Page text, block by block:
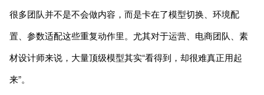
很多团队并不是不会做内容，而是卡在了模型切换、环境配
置、参数适配这些重复动作里。尤其对于运营、电商团队、素
材设计师来说，大量顶级模型其实“看得到，却很难真正用起
来”。